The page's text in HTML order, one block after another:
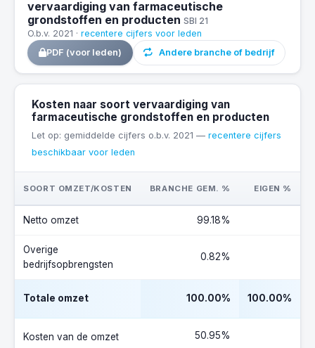
vervaardiging van farmaceutische
grondstoffen en producten SBI 21
O.b.v. 2021 · recentere cijfers voor leden
PDF (voor leden)
Andere branche of bedrijf
Kosten naar soort vervaardiging van
farmaceutische grondstoffen en producten
Let op: gemiddelde cijfers o.b.v. 2021 — recentere cijfers
beschikbaar voor leden
SOORT OMZET/KOSTEN BRANCHE GEM. % EIGEN %
Netto omzet 99.18%
Overige
bedrijfsopbrengsten
0.82%
Totale omzet 100.00% 100.00%
Kosten van de omzet 50.95%